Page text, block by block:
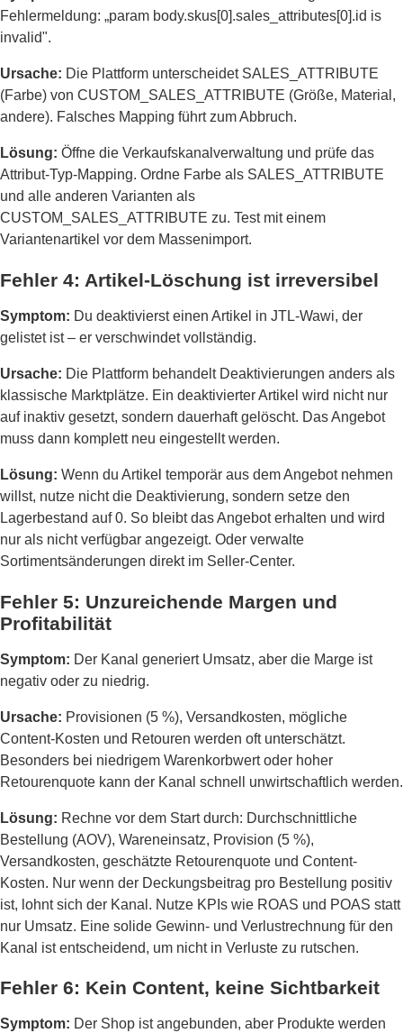
Fehlermeldung: „param body.skus[0].sales_attributes[0].id is
invalid".
Ursache: Die Plattform unterscheidet SALES_ATTRIBUTE
(Farbe) von CUSTOM_SALES_ATTRIBUTE (Größe, Material,
andere). Falsches Mapping führt zum Abbruch.
Lösung: Öffne die Verkaufskanalverwaltung und prüfe das
Attribut-Typ-Mapping. Ordne Farbe als SALES_ATTRIBUTE
und alle anderen Varianten als
CUSTOM_SALES_ATTRIBUTE zu. Test mit einem
Variantenartikel vor dem Massenimport.
Fehler 4: Artikel-Löschung ist irreversibel
Symptom: Du deaktivierst einen Artikel in JTL-Wawi, der
gelistet ist – er verschwindet vollständig.
Ursache: Die Plattform behandelt Deaktivierungen anders als
klassische Marktplätze. Ein deaktivierter Artikel wird nicht nur
auf inaktiv gesetzt, sondern dauerhaft gelöscht. Das Angebot
muss dann komplett neu eingestellt werden.
Lösung: Wenn du Artikel temporär aus dem Angebot nehmen
willst, nutze nicht die Deaktivierung, sondern setze den
Lagerbestand auf 0. So bleibt das Angebot erhalten und wird
nur als nicht verfügbar angezeigt. Oder verwalte
Sortimentsänderungen direkt im Seller-Center.
Fehler 5: Unzureichende Margen und
Profitabilität
Symptom: Der Kanal generiert Umsatz, aber die Marge ist
negativ oder zu niedrig.
Ursache: Provisionen (5 %), Versandkosten, mögliche
Content-Kosten und Retouren werden oft unterschätzt.
Besonders bei niedrigem Warenkorbwert oder hoher
Retourenquote kann der Kanal schnell unwirtschaftlich werden.
Lösung: Rechne vor dem Start durch: Durchschnittliche
Bestellung (AOV), Wareneinsatz, Provision (5 %),
Versandkosten, geschätzte Retourenquote und Content-
Kosten. Nur wenn der Deckungsbeitrag pro Bestellung positiv
ist, lohnt sich der Kanal. Nutze KPIs wie ROAS und POAS statt
nur Umsatz. Eine solide Gewinn- und Verlustrechnung für den
Kanal ist entscheidend, um nicht in Verluste zu rutschen.
Fehler 6: Kein Content, keine Sichtbarkeit
Symptom: Der Shop ist angebunden, aber Produkte werden